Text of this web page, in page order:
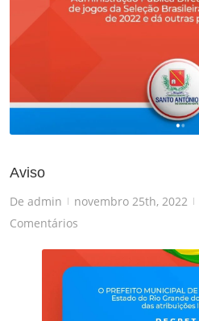
Aviso
De admin | novembro 25th, 2022 |
Comentários